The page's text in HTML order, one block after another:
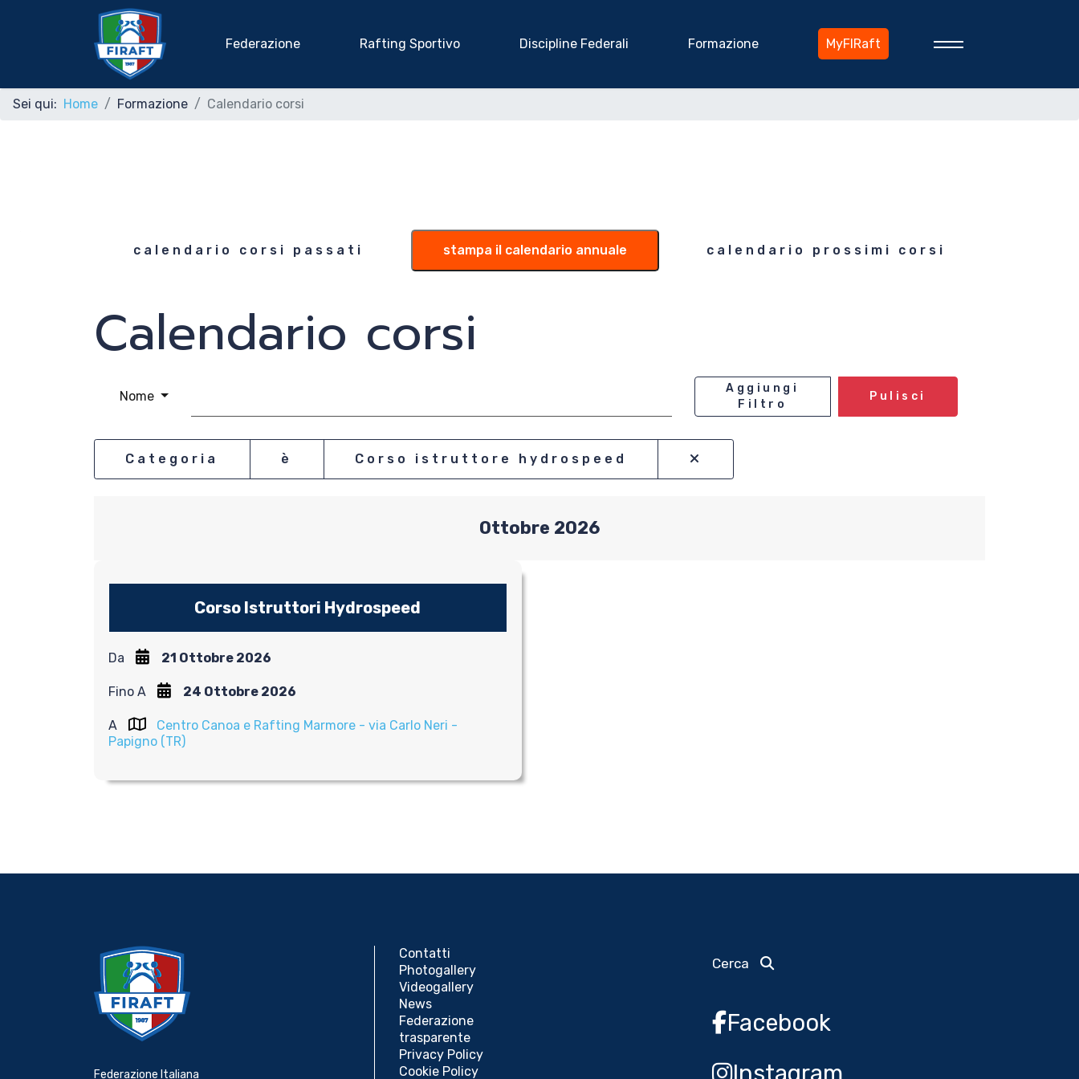
Federazione Rafting Sportivo Discipline Federali Formazione MyFIRaft
Rafting Sportivo
Discipline Federali
Formazione
News
Media
Federazione Trasparente
Contatti
Sei qui: Home Formazione Calendario corsi
calendario corsi passati stampa il calendario annuale calendario prossimi corsi
Calendario corsi
Nome
Aggiungi
Filtro
Pulisci
Categoria è Corso istruttore hydrospeed
Ottobre 2026
Corso Istruttori Hydrospeed
Da 21 Ottobre 2026
Fino A 24 Ottobre 2026
A
Centro Canoa e Rafting Marmore - via Carlo Neri -
Papigno (TR)
Federazione Italiana
Contatti
Photogallery
Videogallery
News
Federazione
trasparente
Privacy Policy
Cookie Policy
Cerca
Facebook